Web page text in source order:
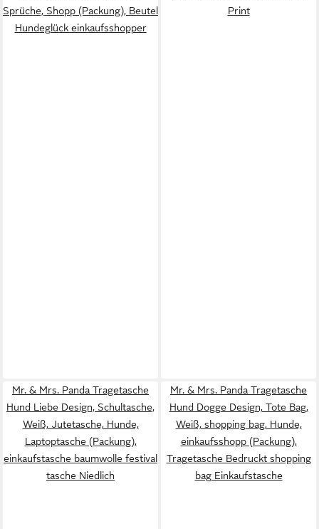
Sprüche, Shopp (Packung), Beutel
Hundeglück einkaufsshopper
Print
Mr. & Mrs. Panda Tragetasche
Hund Liebe Design, Schultasche,
Weiß, Jutetasche, Hunde,
Laptoptasche (Packung),
einkaufstasche baumwolle festival
tasche Niedlich
Mr. & Mrs. Panda Tragetasche
Hund Dogge Design, Tote Bag,
Weiß, shopping bag, Hunde,
einkaufsshopp (Packung),
Tragetasche Bedruckt shopping
bag Einkaufstasche